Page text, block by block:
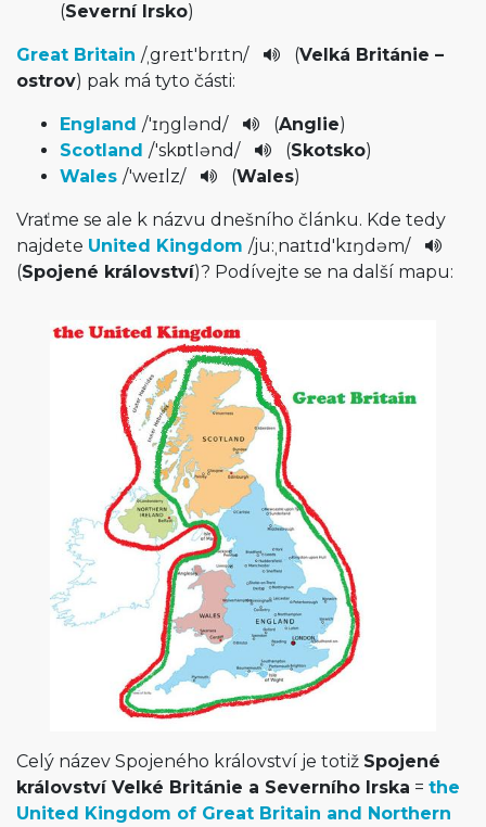
(Severní Irsko)
Great Britain /ˌgreɪt'br­ɪtn/ (Velká Británie –
ostrov) pak má tyto části:
England /'ɪŋglənd/ (Anglie)
Scotland /'skɒtlənd/­ (Skotsko)
Wales /'weɪlz/ (Wales)
Vraťme se ale k názvu dnešního článku. Kde tedy
najdete United Kingdom /ju:ˌnaɪ­tɪd'kɪŋdəm/
(Spojené království)? Podívejte se na další mapu:
Celý název Spojeného království je totiž Spojené
království Velké Británie a Severního Irska = the
United Kingdom of Great Britain and Northern